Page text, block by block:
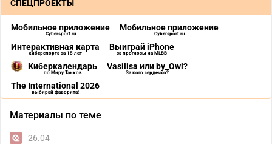
СПЕЦПРОЕКТЫ
Мобильное приложение
Cybersport.ru
Мобильное приложение
Cybersport.ru
Интерактивная карта
киберспорта за 15 лет
Выиграй iPhone
за прогнозы на MLBB
Киберкалендарь
по Миру Танков
Vasilisa или by_Owl?
За кого сердечко?
The International 2026
выбирай фаворита!
Материалы по теме
26.04